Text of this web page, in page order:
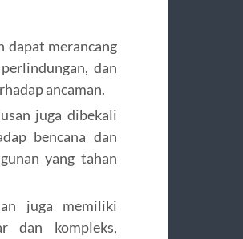
dapat merancang
dan
ancaman.
juga dibekali
bencana dan
yang tahan
juga memiliki
dan kompleks,